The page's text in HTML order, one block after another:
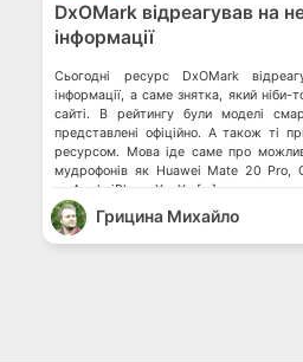
DxOMark відреагував на
інформації
Сьогодні ресурс DxOMark
інформації, а саме знятка, який ніби-
сайті. В рейтингу були моделі
представлені офіційно. А також ті
ресурсом. Мова іде саме про
мудрофонів як Huawei Mate 20 Pro,
чи Apple iPhone Xs, Xs […]
Грицина Михайло